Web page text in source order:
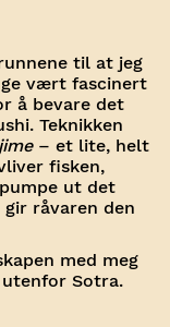
til at jeg
vært fascinert
å bevare det
Teknikken
– et lite, helt
fisken,
ut det
råvaren den
med meg
utenfor Sotra.